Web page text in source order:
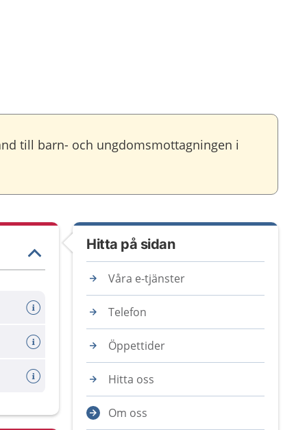
till barn- och ungdomsmottagningen i
Hitta på sidan
Våra e-tjänster
Telefon
Öppettider
Hitta oss
Om oss